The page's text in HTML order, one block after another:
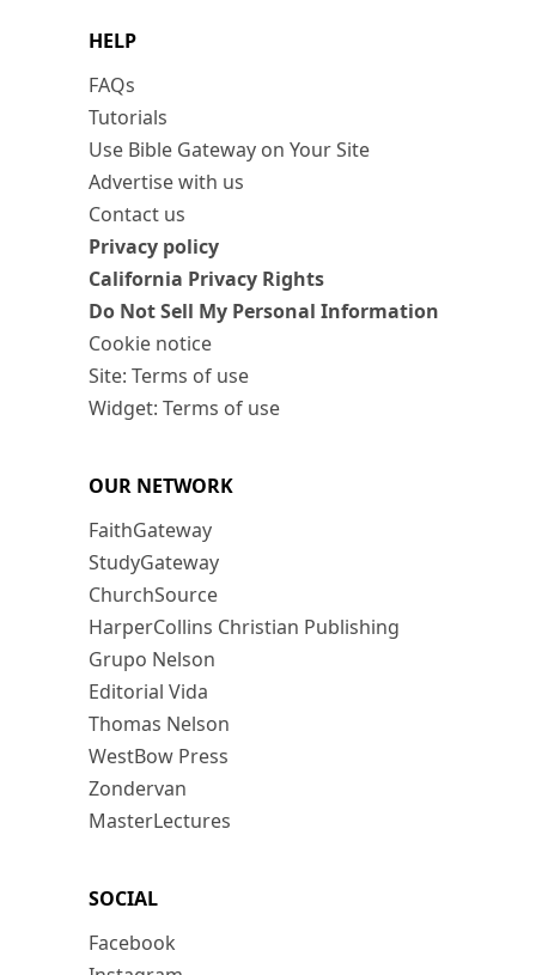
HELP
FAQs
Tutorials
Use Bible Gateway on Your Site
Advertise with us
Contact us
Privacy policy
California Privacy Rights
Do Not Sell My Personal Information
Cookie notice
Site: Terms of use
Widget: Terms of use
OUR NETWORK
FaithGateway
StudyGateway
ChurchSource
HarperCollins Christian Publishing
Grupo Nelson
Editorial Vida
Thomas Nelson
WestBow Press
Zondervan
MasterLectures
SOCIAL
Facebook